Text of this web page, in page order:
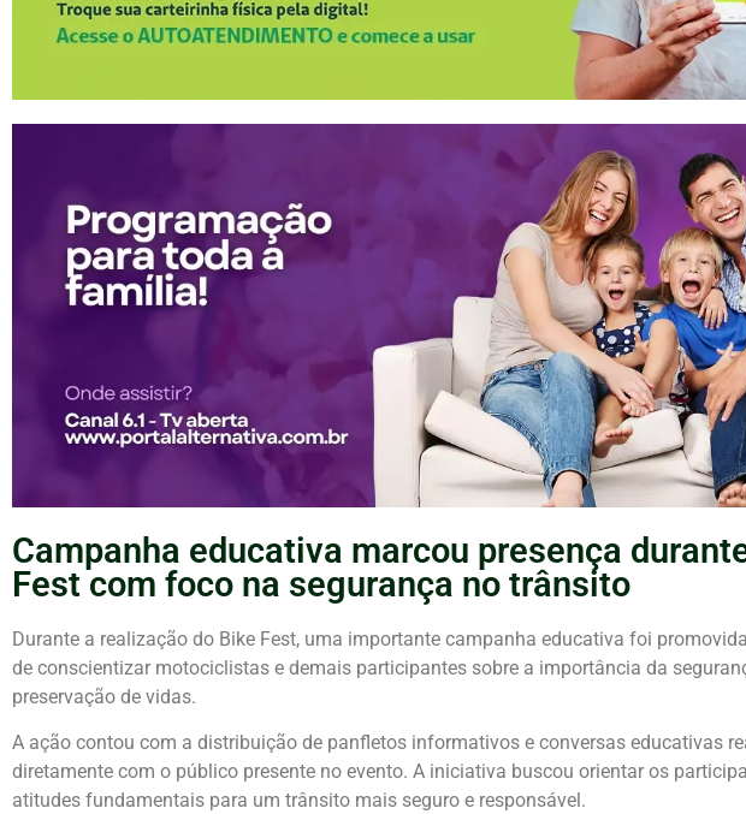
Campanha educativa marcou presença
Fest com foco na segurança no trânsito
Durante a realização do Bike Fest, uma importante campanha educativa foi
de conscientizar motociclistas e demais participantes sobre a importância da
preservação de vidas.
A ação contou com a distribuição de panfletos informativos e conversas educativas
diretamente com o público presente no evento. A iniciativa buscou orientar os
atitudes fundamentais para um trânsito mais seguro e responsável.